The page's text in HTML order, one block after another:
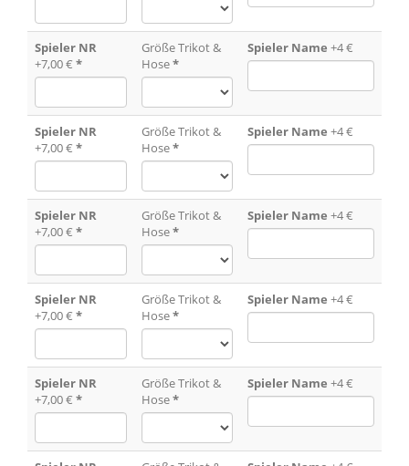
Spieler NR
+7,00 € *
Größe Trikot &
Hose*
Spieler Name +4 €
Spieler NR
+7,00 € *
Größe Trikot &
Hose*
Spieler Name +4 €
Spieler NR
+7,00 € *
Größe Trikot &
Hose*
Spieler Name +4 €
Spieler NR
+7,00 € *
Größe Trikot &
Hose*
Spieler Name +4 €
Spieler NR
+7,00 € *
Größe Trikot &
Hose*
Spieler Name +4 €